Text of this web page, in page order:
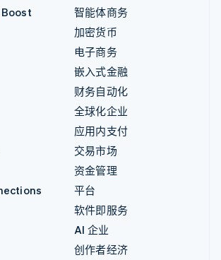
智能体商务
加密货币
电子商务
嵌入式金融
财务自动化
全球化企业
应用内支付
交易市场
资金管理
平台
软件即服务
AI 企业
创作者经济